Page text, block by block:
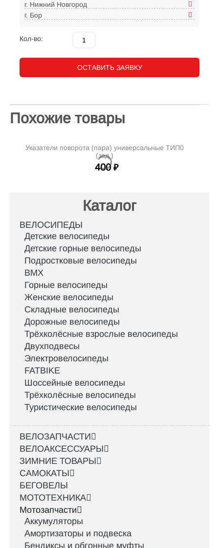
г. Нижний Новгород
г. Бор
Кол-во:
ОСТАВИТЬ ЗАЯВКУ
Похожие товары
Указатели поворота (пара) универсальные ТИП0
(зад.)
400 ₽
Каталог
ВЕЛОСИПЕДЫ
Детские велосипеды
Детские горные велосипеды
Подростковые велосипеды
BMX
Горные велосипеды
Женские велосипеды
Складные велосипеды
Дорожные велосипеды
Трёхколёсные взрослые велосипеды
Двухподвесы
Электровелосипеды
FATBIKE
Шоссейные велосипеды
Трёхколёсные велосипеды
Туристические велосипеды
ВЕЛОЗАПЧАСТИ
ВЕЛОАКСЕССУАРЫ
ЗИМНИЕ ТОВАРЫ
САМОКАТЫ
БЕГОВЕЛЫ
МОТОТЕХНИКА
Мотозапчасти
Аккумуляторы
Амортизаторы и подвеска
Бендиксы и обгонные муфты